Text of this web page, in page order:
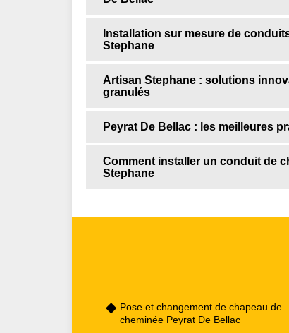
Installation sur mesure de
Stephane
Artisan Stephane : solutions
granulés
Peyrat De Bellac : les meilleures
Comment installer un conduit de
Stephane
Pose et changement de chapeau de
cheminée Peyrat De Bellac